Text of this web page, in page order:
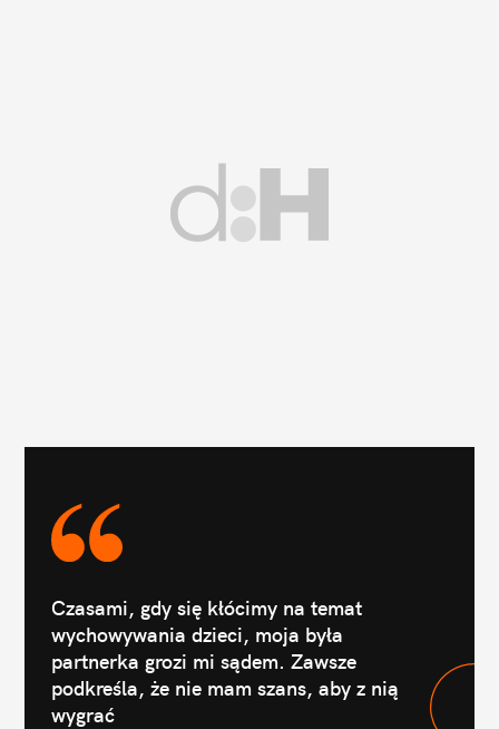
Czasami, gdy się kłócimy na temat
wychowywania dzieci, moja była
partnerka grozi mi sądem. Zawsze
podkreśla, że nie mam szans, aby z nią
wygrać